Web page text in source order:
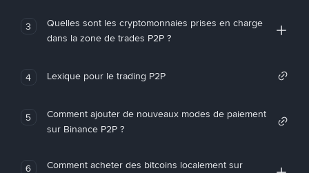
3
Quelles sont les cryptomonnaies prises en charge
dans la zone de trades P2P ?
4 Lexique pour le trading P2P
5
Comment ajouter de nouveaux modes de paiement
sur Binance P2P ?
6
Comment acheter des bitcoins localement sur